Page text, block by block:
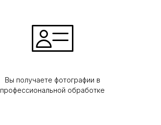
Вы получаете фотографии в
профессиональной обработке